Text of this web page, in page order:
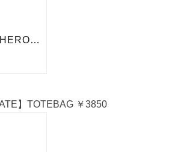
】TOTEBAG ￥3850